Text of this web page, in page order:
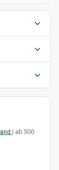
| ab 500